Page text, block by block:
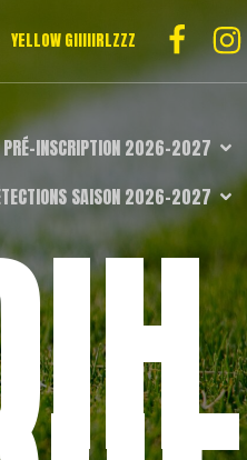
YELLOW GIIIIIRLZZZ
PRÉ-INSCRIPTION 2026-2027
SAISON 2026-2027